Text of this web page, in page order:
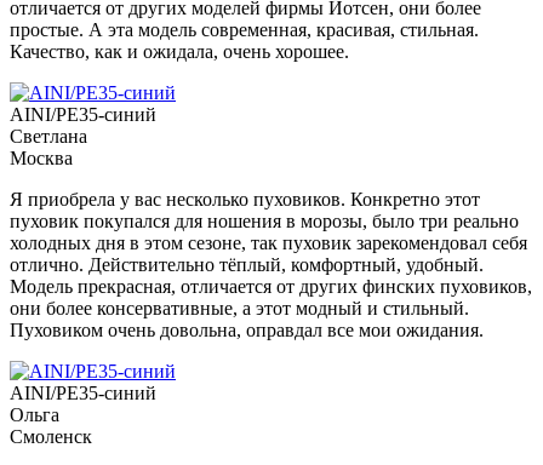
отличается от других моделей фирмы Йотсен, они более
простые. А эта модель современная, красивая, стильная.
Качество, как и ожидала, очень хорошее.
AINI/PE35-синий
Светлана
Москва
Я приобрела у вас несколько пуховиков. Конкретно этот
пуховик покупался для ношения в морозы, было три реально
холодных дня в этом сезоне, так пуховик зарекомендовал себя
отлично. Действительно тёплый, комфортный, удобный.
Модель прекрасная, отличается от других финских пуховиков,
они более консервативные, а этот модный и стильный.
Пуховиком очень довольна, оправдал все мои ожидания.
AINI/PE35-синий
Ольга
Смоленск